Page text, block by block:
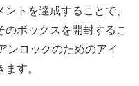
トを達成することで、
ボックスを開封するこ
ンロックのためのアイ
す。